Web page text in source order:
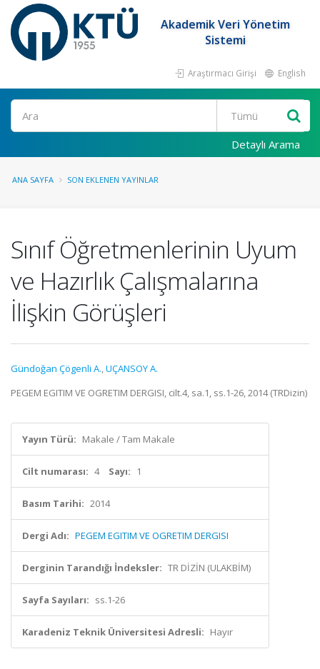
Akademik Veri Yönetim
Sistemi
Araştırmacı Girişi English
Ara
Detaylı Arama
ANA SAYFA SON EKLENEN YAYINLAR
Sınıf Öğretmenlerinin Uyum
ve Hazırlık Çalışmalarına
İlişkin Görüşleri
Gündoğan Çögenli A.,UÇANSOY A.
PEGEM EGITIM VE OGRETIM DERGISI, cilt.4, sa.1, ss.1-26, 2014 (TRDizin)
Yayın Türü: Makale / Tam Makale
Cilt numarası: 4 Sayı: 1
Basım Tarihi: 2014
Dergi Adı: PEGEM EGITIM VE OGRETIM DERGISI
Derginin Tarandığı İndeksler: TR DİZİN (ULAKBİM)
Sayfa Sayıları: ss.1-26
Karadeniz Teknik Üniversitesi Adresli: Hayır